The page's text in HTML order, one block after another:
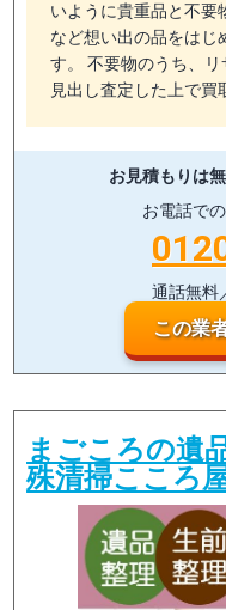
いように貴重品と不要
など想い出の品をはじ
す。 不要物のうち、
見出し査定した上で買
お見積もりは無
お電話で
通話無料
この業
まごころの遺
殊清掃こころ